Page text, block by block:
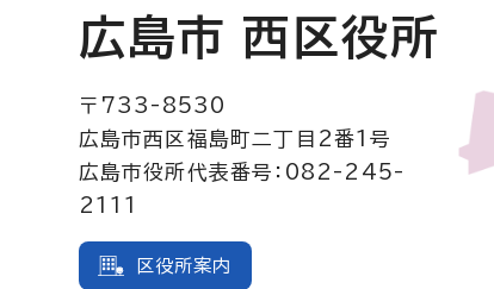
広島市 西区役所
〒733-8530
広島市西区福島町二丁目2番1号
広島市役所代表番号：082-245-
2111
区役所案内